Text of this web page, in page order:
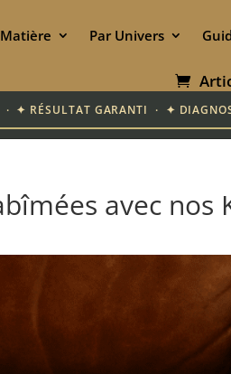
Par Univers
✦ RÉSULTAT GARANTI · ✦
avec nos